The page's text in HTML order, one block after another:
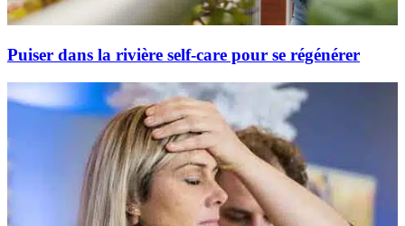
Puiser dans la rivière self-care pour se régénérer